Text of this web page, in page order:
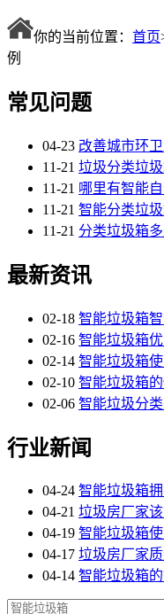
你的当前位置： 首页
例
常见问题
04-23 改善城市环
11-21 垃圾分类垃
11-21 哪里有智能
11-21 智能分类垃
11-21 分类垃圾箱
最新资讯
02-18 智能垃圾箱
02-16 智能垃圾箱
02-14 智能垃圾箱
02-10 智能垃圾箱
02-06 智能垃圾分
行业新闻
04-24 智能垃圾箱
04-21 垃圾房厂家
04-19 智能垃圾箱
04-17 垃圾房厂家质
04-14 智能垃圾箱